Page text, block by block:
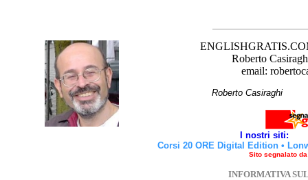
Roberto
email:
Roberto
I nostri siti:
Corsi 20 ORE Digital Edition •
Sito segnalato
INFORMATIVA